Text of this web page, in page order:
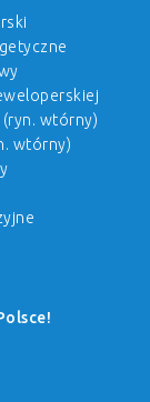
wtórny)
wtórny)